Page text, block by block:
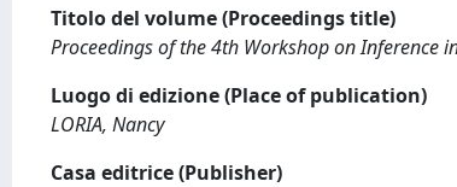
Titolo del volume (Proceedings title)
Proceedings of the 4th Workshop on Inference
Luogo di edizione (Place of publication)
LORIA, Nancy
Casa editrice (Publisher)